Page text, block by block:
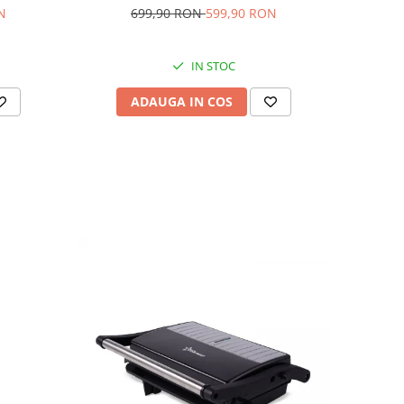
699,90 RON599,90 RON
IN STOC
ADAUGA IN COS